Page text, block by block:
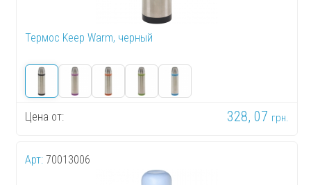
Термос Keep Warm, черный
Цена от: 328, 07 грн.
Арт: 70013006